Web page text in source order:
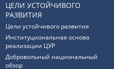
ЦЕЛИ УСТОЙЧИВОГО
РАЗВИТИЯ
Цели устойчивого развития
Институциональная основа
реализации ЦУР
Добровольный национальный
обзор